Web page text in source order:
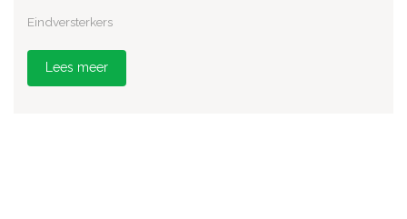
Eindversterkers
Lees meer